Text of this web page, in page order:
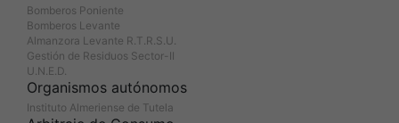
Bomberos Poniente
Bomberos Levante
Almanzora Levante R.T.R.S.U.
Gestión de Residuos Sector-II
U.N.E.D.
Organismos autónomos
Instituto Almeriense de Tutela